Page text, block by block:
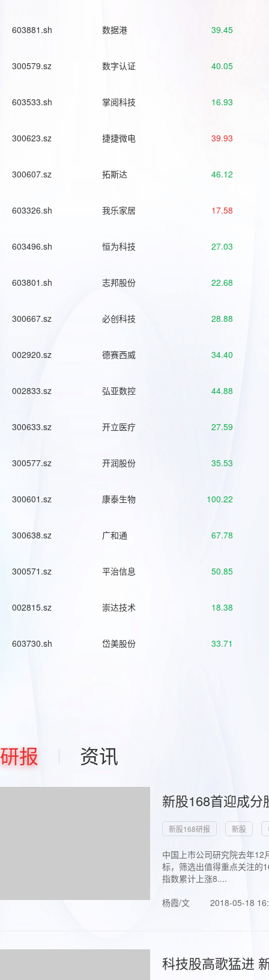
603881.sh 数据港 39.45
300579.sz 数字认证 40.05
603533.sh 掌阅科技 16.93
300623.sz 捷捷微电 39.93
300607.sz 拓斯达 46.12
603326.sh 我乐家居 17.58
603496.sh 恒为科技 27.03
603801.sh 志邦股份 22.68
300667.sz 必创科技 28.88
002920.sz 德赛西威 34.40
002833.sz 弘亚数控 44.88
300633.sz 开立医疗 27.59
300577.sz 开润股份 35.53
300601.sz 康泰生物 100.22
300638.sz 广和通 67.78
300571.sz 平治信息 50.85
002815.sz 崇达技术 18.38
603730.sh 岱美股份 33.71
研报 资讯
新股168首迎成
新股168研报 新股
中国上市公司研究院去年
标，筛选出值得重点关注的
指数累计上涨8....
杨霞/文
2018-05-18
科技股高歌猛进